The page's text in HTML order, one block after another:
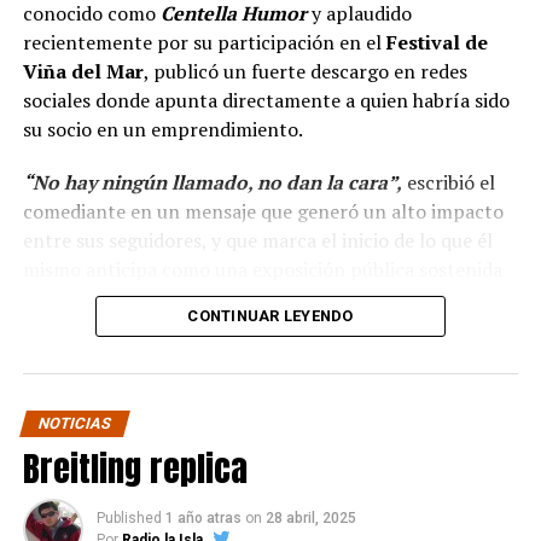
conocido como Centella Humory aplaudido
recientemente por su participación en elFestival de
Viña del Mar, publicó un fuerte descargo en redes
sociales donde apunta directamente a quien habría sido
su socio en un emprendimiento.
“No hay ningún llamado, no dan la cara”, escribió el
comediante en un mensaje que generó un alto impacto
entre sus seguidores, y que marca el inicio de lo que él
en el tiempo.
“Hola a todos, ya ha
pasado más casi dos mes
y no hay ningún llamado
de cuando darán la cara
para pagar lo que yo con
CONTINUAR LEYENDO
NOTICIAS
Breitling replica
Published 1 año atras on 28 abril, 2025